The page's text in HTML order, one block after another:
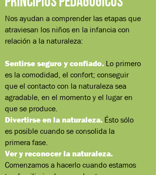
Nos ayudan a comprender las etapas que
atraviesan los niños en la infancia con
relación a la naturaleza:
Sentirse seguro y confiado. Lo primero
es la comodidad, el confort; conseguir
que el contacto con la naturaleza sea
agradable, en el momento y el lugar en
que se produce.
Divertirse en la naturaleza. Ésto sólo
es posible cuando se consolida la
primera fase.
Ver y reconocer la naturaleza.
Comenzamos a hacerlo cuando estamos